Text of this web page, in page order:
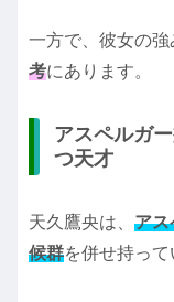
一方で、彼女の強
考にあります。
アスペルガ
つ天才
天久鷹央は、 アス
候群を併せ持って